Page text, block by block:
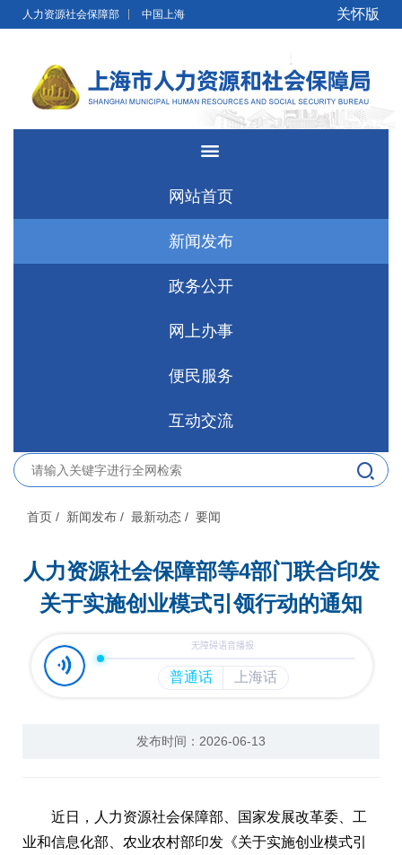
无障碍操作说明 跳转到网站导航区
人力资源社会保障部 中国上海 关怀版
网站首页
新闻发布
政务公开
网上办事
便民服务
互动交流
首页 / 新闻发布 / 最新动态 / 要闻
人力资源社会保障部等4部门联合印发
关于实施创业模式引领行动的通知
发布时间：2026-06-13
近日，人力资源社会保障部、国家发展改革委、工
业和信息化部、农业农村部印发《关于实施创业模式引